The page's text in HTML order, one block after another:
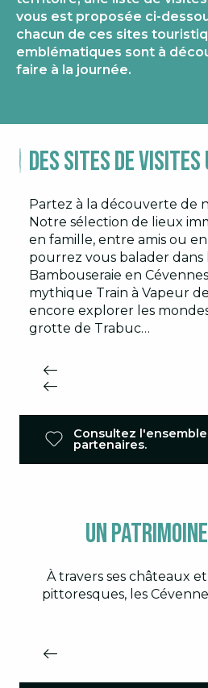
vous est proposée ci-
chacun de ces sites
emblématiques sont à
faire à la journée.
Des sites de visites
Partez à la découverte de
Notre sélection de lieux
en famille, entre amis ou
pourrez vous balader dans
Bambouseraie en
mythique Train à Vapeur
encore explorer les
grotte de Trabuc…
LA BAMBOUSERAIE
LE PASSÉ MINIER DES
Consultez
partenaires.
Un
À travers ses châteaux
pittoresques, lesLE
Partez à la découverte
énigmatiques